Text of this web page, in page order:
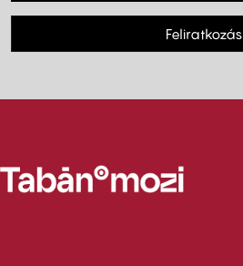
Feliratkozás